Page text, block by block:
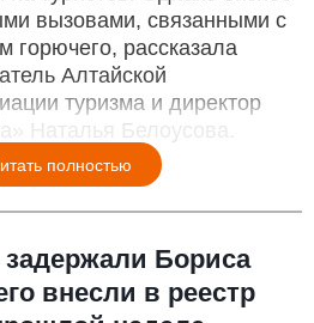
вызовами, связанными с
горючего, рассказала
Алтайской
туризма и директор
Наталья Белоусова.
полностью
Бориса
внесли в реестр